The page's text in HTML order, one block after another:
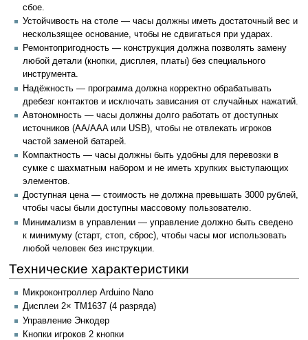
сбое.
Устойчивость на столе — часы должны иметь достаточный вес и
нескользящее основание, чтобы не сдвигаться при ударах.
Ремонтопригодность — конструкция должна позволять замену
любой детали (кнопки, дисплея, платы) без специального
инструмента.
Надёжность — программа должна корректно обрабатывать
дребезг контактов и исключать зависания от случайных нажатий.
Автономность — часы должны долго работать от доступных
источников (AA/AAA или USB), чтобы не отвлекать игроков
частой заменой батарей.
Компактность — часы должны быть удобны для перевозки в
сумке с шахматным набором и не иметь хрупких выступающих
элементов.
Доступная цена — стоимость не должна превышать 3000 рублей,
чтобы часы были доступны массовому пользователю.
Минимализм в управлении — управление должно быть сведено
к минимуму (старт, стоп, сброс), чтобы часы мог использовать
любой человек без инструкции.
Технические характеристики
Микроконтроллер Arduino Nano
Дисплеи 2× TM1637 (4 разряда)
Управление Энкодер
Кнопки игроков 2 кнопки